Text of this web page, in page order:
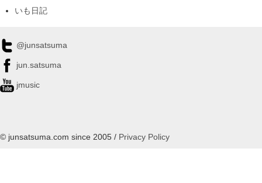
いも日記
@junsatsuma
jun.satsuma
jmusic
© junsatsuma.com since 2005 / Privacy Policy